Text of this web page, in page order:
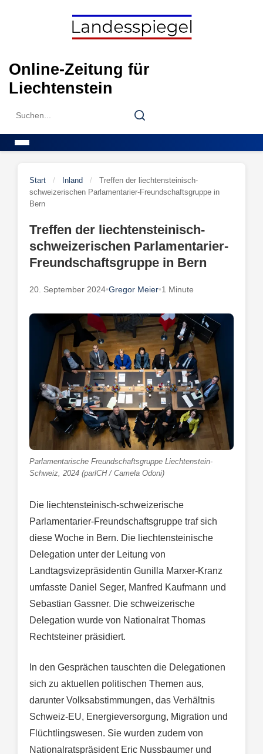
Online-Zeitung für
Liechtenstein
Search
Search
Start / Inland /
Treffen der liechtensteinisch-
schweizerischen Parlamentarier-Freundschaftsgruppe in
Bern
Treffen der liechtensteinisch-
schweizerischen Parlamentarier-
Freundschaftsgruppe in Bern
20. September 2024•Gregor Meier•1 Minute
Parlamentarische Freundschaftsgruppe Liechtenstein-
Schweiz, 2024 (parlCH / Camela Odoni)
Die liechtensteinisch-schweizerische
Parlamentarier-Freundschaftsgruppe traf sich
diese Woche in Bern. Die liechtensteinische
Delegation unter der Leitung von
Landtagsvizepräsidentin Gunilla Marxer-Kranz
umfasste Daniel Seger, Manfred Kaufmann und
Sebastian Gassner. Die schweizerische
Delegation wurde von Nationalrat Thomas
Rechtsteiner präsidiert.
In den Gesprächen tauschten die Delegationen
sich zu aktuellen politischen Themen aus,
darunter Volksabstimmungen, das Verhältnis
Schweiz-EU, Energieversorgung, Migration und
Flüchtlingswesen. Sie wurden zudem von
Nationalratspräsident Eric Nussbaumer und